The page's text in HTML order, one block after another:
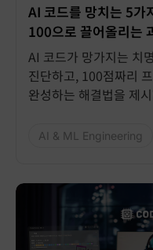
AI 코드를 망치는 5가
100으로 끌어올리는
AI 코드가 망가지는 치
진단하고, 100점짜리
완성하는 해결법을 제
AI & ML Engineering